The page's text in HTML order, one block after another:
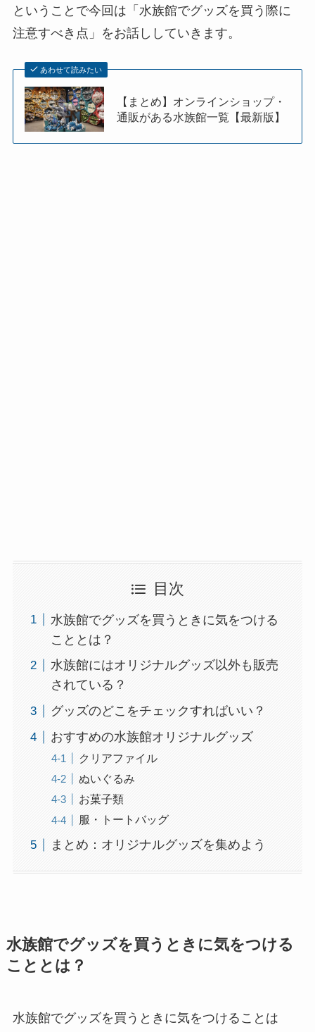
ということで今回は「水族館でグッズを買う際に
注意すべき点」をお話ししていきます。
あわせて読みたい
【まとめ】オンラインショップ・
通販がある水族館一覧【最新版】
目次
水族館でグッズを買うときに気をつける
こととは？
水族館にはオリジナルグッズ以外も販売
されている？
グッズのどこをチェックすればいい？
おすすめの水族館オリジナルグッズ
クリアファイル
ぬいぐるみ
お菓子類
服・トートバッグ
まとめ：オリジナルグッズを集めよう
水族館でグッズを買うときに気をつける
こととは？
水族館でグッズを買うときに気をつけることは